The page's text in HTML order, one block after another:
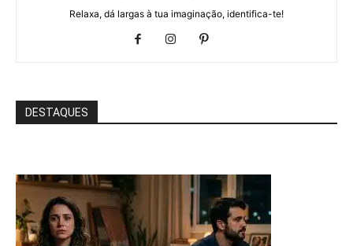
Relaxa, dá largas à tua imaginação, identifica-te!
DESTAQUES